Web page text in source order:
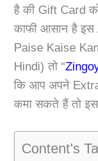
है की Gift Card
काफी आसान है इस
Paise Kaise
Hindi) तो “
कि आप अपने
कमा सकते हैं तो
Content's